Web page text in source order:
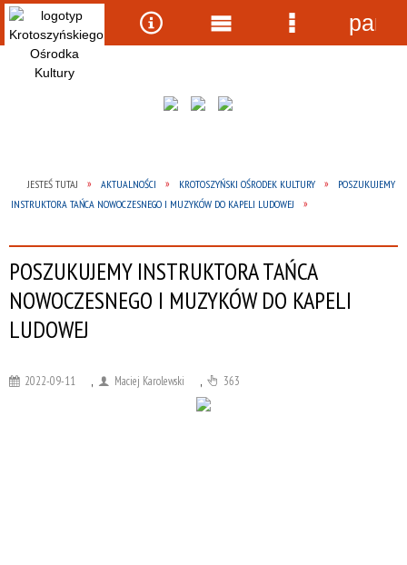
JESTEŚ TUTAJ AKTUALNOŚCI KROTOSZYŃSKI OŚRODEK KULTURY
POSZUKUJEMY
INSTRUKTORA TAŃCA NOWOCZESNEGO I MUZYKÓW DO KAPELI LUDOWEJ
POSZUKUJEMY INSTRUKTORA TAŃCA
NOWOCZESNEGO I MUZYKÓW DO KAPELI
LUDOWEJ
2022-09-11 Maciej Karolewski 363
Wyszukiwarka
Narzędzia
Menu Menu
panel